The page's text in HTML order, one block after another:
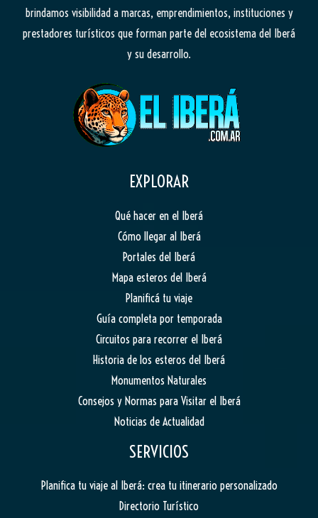
brindamos visibilidad a marcas, emprendimientos, instituciones y
prestadores turísticos que forman parte del ecosistema del Iberá
y su desarrollo.
EXPLORAR
Qué hacer en el Iberá
Cómo llegar al Iberá
Portales del Iberá
Mapa esteros del Iberá
Planificá tu viaje
Guía completa por temporada
Circuitos para recorrer el Iberá
Historia de los esteros del Iberá
Monumentos Naturales
Consejos y Normas para Visitar el Iberá
Noticias de Actualidad
SERVICIOS
Planifica tu viaje al Iberá: crea tu itinerario personalizado
Directorio Turístico